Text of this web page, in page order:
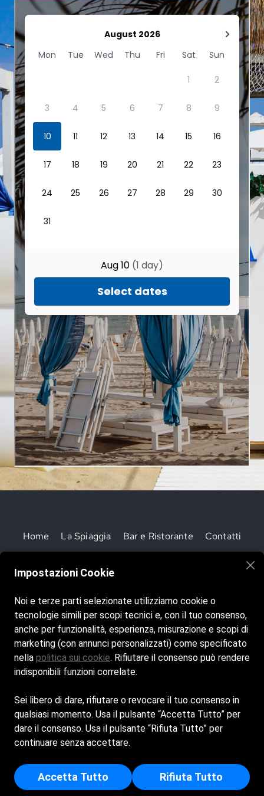
Home La Spiaggia Bar e Ristorante Contatti
Privacy Policy
Sud Platinum srl - Sede Legale: VIA PORDENONE -
74013 - GINOSA (TA) - Capitale Sociale Euro 12.000
- Iscritta al registro delle imprese di Taranto - p.i/c.f:
02765910738 - Numero REA: TA - 168381
Impostazioni Cookie
Noi e terze parti selezionate utilizziamo cookie o
tecnologie simili per scopi tecnici e, con il tuo consenso,
anche per funzionalità, esperienza, misurazione e scopi di
marketing (con annunci personalizzati) come specificato
nella politica sui cookie. Rifiutare il consenso può rendere
indisponibili funzioni correlate.
Sei libero di dare, rifiutare o revocare il tuo consenso in
qualsiasi momento. Usa il pulsante “Accetta Tutto” per
dare il consenso. Usa il pulsante “Rifiuta Tutto” per
continuare senza accettare.
Accetta Tutto Rifiuta Tutto